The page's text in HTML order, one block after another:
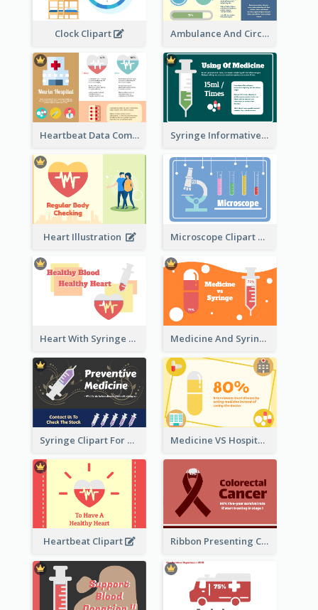
Clock Clipart Ambulance And Circular Informative Report
Heartbeat Data Comparison Syringe Informative Clipart
Heart Illustration Microscope Clipart With Test Tube
Heart With Syringe Clipart Medicine And Syringe Comparison
Syringe Clipart For Preventive Medicine Medicine VS Hospital Clipart
Heartbeat Clipart Ribbon Presenting Cancer